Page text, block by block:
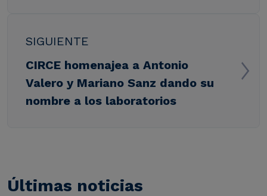
SIGUIENTE
CIRCE homenajea a Antonio
Valero y Mariano Sanz dando su
nombre a los laboratorios
Últimas noticias